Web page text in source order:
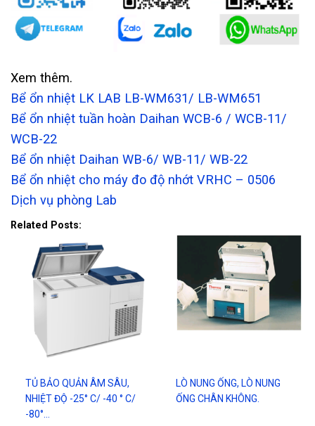
Xem thêm.
Bể ổn nhiệt LK LAB LB-WM631/ LB-WM651
Bể ổn nhiệt tuần hoàn Daihan WCB-6 / WCB-11/
WCB-22
Bể ổn nhiệt Daihan WB-6/ WB-11/ WB-22
Bể ổn nhiệt cho máy đo độ nhớt VRHC – 0506
Dịch vụ phòng Lab
Related Posts:
TỦ BẢO QUẢN ÂM SÂU,
NHIỆT ĐỘ -25° C/ -40 ° C/
-80°…
LÒ NUNG ỐNG, LÒ NUNG
ỐNG CHÂN KHÔNG.